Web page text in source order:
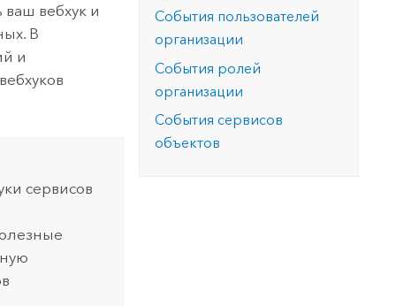
вебхук и
В
и
сервисов
События пользователей
организации
События ролей
организации
События сервисов
объектов